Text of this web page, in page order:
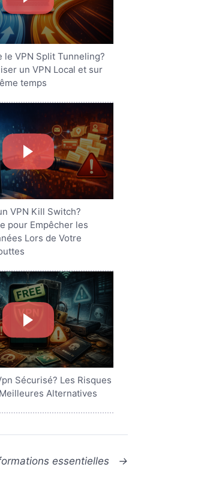
le VPN Split Tunneling?
un VPN Local et sur
temps
VPN Kill Switch?
pour Empêcher les
Lors de Votre
Sécurisé? Les Risques
Alternatives
→
essentielles